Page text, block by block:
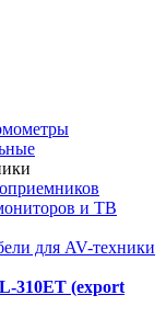
и ТВ
для AV-техники
310ET (export